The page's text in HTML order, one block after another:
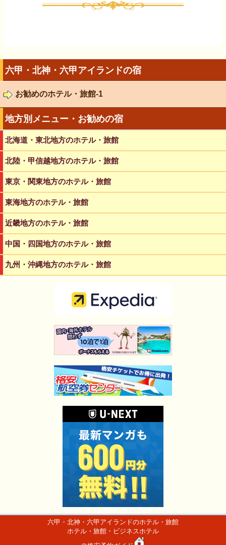
六甲・北神・六甲アイランドの宿
お勧めのホテル・旅館-1
地方別メニュー・お勧めの宿
北海道・東北地方のホテル・旅館
北陸・甲信越地方のホテル・旅館
東京・関東地方のホテル・旅館
東海地方のホテル・旅館
近畿地方のホテル・旅館
中国・四国地方のホテル・旅館
九州・沖縄地方のホテル・旅館
六甲・北神・六甲アイランドのホテル・旅館
ホテル・旅館・ビジネスホテル